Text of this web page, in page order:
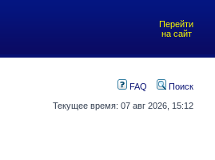
Перейти
на сайт
FAQ
Поиск
Текущее время: 07 авг 2026, 15:12